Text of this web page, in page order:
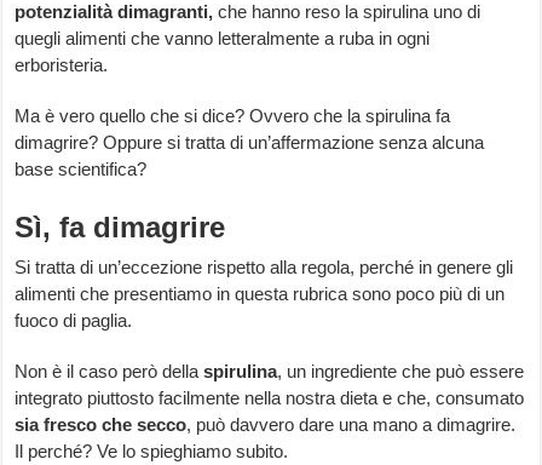
potenzialità dimagranti, che hanno reso la spirulina uno di
quegli alimenti che vanno letteralmente a ruba in ogni
erboristeria.
Ma è vero quello che si dice? Ovvero che la spirulina fa
dimagrire? Oppure si tratta di un’affermazione senza alcuna
base scientifica?
Sì, fa dimagrire
Si tratta di un’eccezione rispetto alla regola, perché in genere gli
alimenti che presentiamo in questa rubrica sono poco più di un
fuoco di paglia.
Non è il caso però dellaspirulina, un ingrediente che può essere
integrato piuttosto facilmente nella nostra dieta e che, consumato
sia fresco che secco, può davvero dare una mano a dimagrire.
Il perché? Ve lo spieghiamo subito.